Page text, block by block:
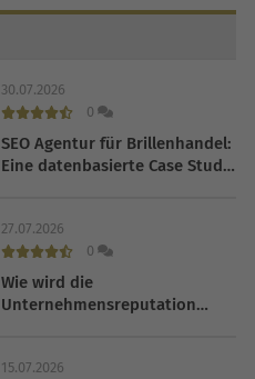
30.07.2026
0
SEO Agentur für Brillenhandel:
Eine datenbasierte Case Study
27.07.2026
0
Wie wird die
Unternehmensreputation
15.07.2026